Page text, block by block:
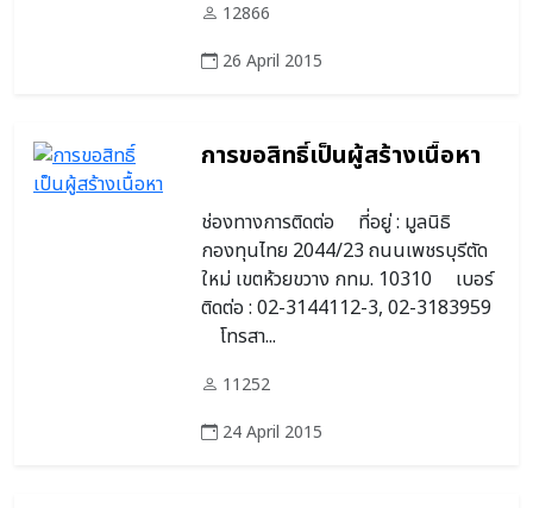
12866
26 April 2015
การขอสิทธิ์เป็นผู้สร้างเนื้อหา
ช่องทางการติดต่อ ที่อยู่ : มูลนิธิ
กองทุนไทย 2044/23 ถนนเพชรบุรีตัด
ใหม่ เขตห้วยขวาง กทม. 10310 เบอร์
ติดต่อ : 02-3144112-3, 02-3183959
โทรสา...
11252
24 April 2015